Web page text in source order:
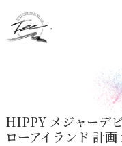
HIPPY メジャーデ
ローアイランド 計